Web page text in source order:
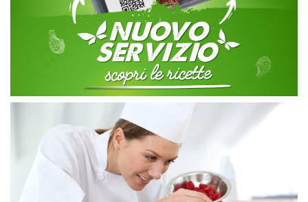
I nostri Reparti